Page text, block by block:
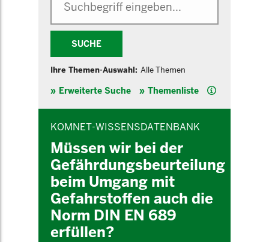
SUCHE
Ihre Themen-Auswahl: Alle Themen
Erweiterte Suche Themenliste Hilfe
KOMNET-WISSENSDATENBANK
Müssen wir bei der
Gefährdungsbeurteilung
beim Umgang mit
Gefahrstoffen auch die
Norm DIN EN 689
erfüllen?